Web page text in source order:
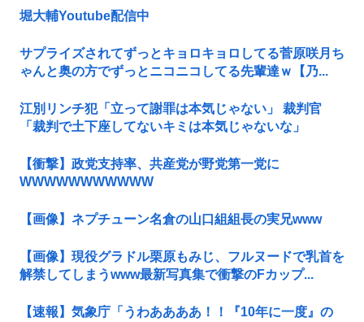
堀大輔Youtube配信中
サプライズされてずっとキョロキョロしてる菅原咲月ち
ゃんと奥の方でずっとニコニコしてる先輩達ｗ【乃...
江別リンチ犯「立って謝罪は本気じゃない」 裁判官
「裁判で土下座してないキミは本気じゃないな」
【衝撃】政党支持率、共産党が野党第一党に
WWWWWWWWWWW
【画像】ネプチューン名倉の山口組組長の実兄www
【画像】現役グラドル栗原もみじ、フルヌードで乳首を
解禁してしまうwww最新写真集で衝撃のFカップ...
【速報】気象庁「うわああああ！！『10年に一度』の